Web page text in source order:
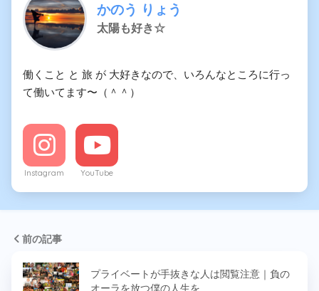
かのう りょう
太陽も好き☆
働くこと と 旅 が 大好きなので、いろんなところに行っ
て働いてます〜（＾＾）
Instagram YouTube
前の記事
プライベートが手抜きな人は閲覧注意｜負の
オーラを放つ僕の人生を…